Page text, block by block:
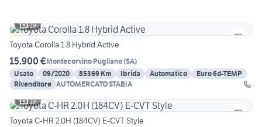
19
Toyota Corolla 1.8 Hybrid Active
15.900 €Montecorvino Pugliano(SA)
Usato
09/2020 85369 Km Ibrida Automatico
Euro 6d-TEMP
Rivenditore AUTOMERCATO STABIA
19
Toyota C-HR 2.0H (184CV) E-CVT Style